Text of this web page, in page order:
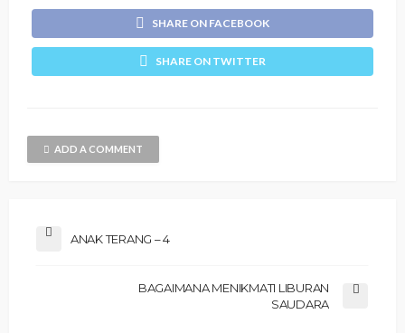
SHARE ON FACEBOOK
SHARE ON TWITTER
ADD A COMMENT
ANAK TERANG – 4
BAGAIMANA MENIKMATI LIBURAN
SAUDARA